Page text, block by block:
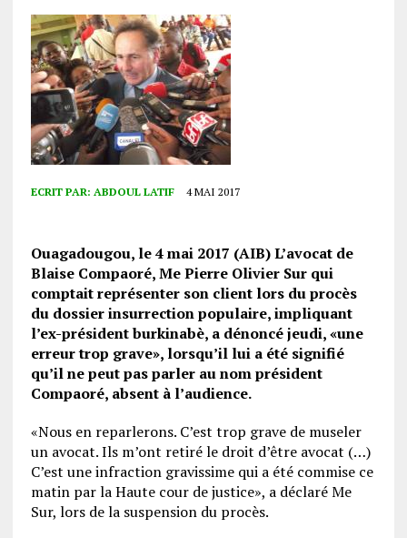
ECRIT PAR: ABDOUL LATIF 4 MAI 2017
Ouagadougou, le 4 mai 2017 (AIB) L’avocat de
Blaise Compaoré, Me Pierre Olivier Sur qui
comptait représenter son client lors du procès
du dossier insurrection populaire, impliquant
l’ex-président burkinabè, a dénoncé jeudi, «une
erreur trop grave», lorsqu’il lui a été signifié
qu’il ne peut pas parler au nom président
Compaoré, absent à l’audience.
«Nous en reparlerons. C’est trop grave de museler
un avocat. Ils m’ont retiré le droit d’être avocat (…)
C’est une infraction gravissime qui a été commise ce
matin par la Haute cour de justice», a déclaré Me
Sur, lors de la suspension du procès.